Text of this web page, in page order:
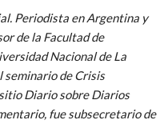
Periodista en Argentina y
de la Facultad de
Nacional de La
de Crisis
Diario sobre Diarios
fue subsecretario de